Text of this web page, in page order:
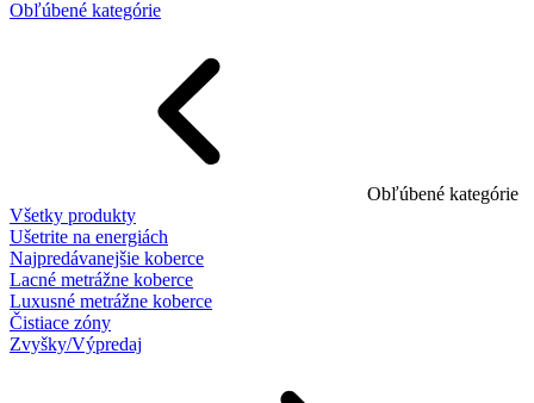
Obľúbené kategórie
Obľúbené kategórie
Všetky produkty
Ušetrite na energiách
Najpredávanejšie koberce
Lacné metrážne koberce
Luxusné metrážne koberce
Čistiace zóny
Zvyšky/Výpredaj